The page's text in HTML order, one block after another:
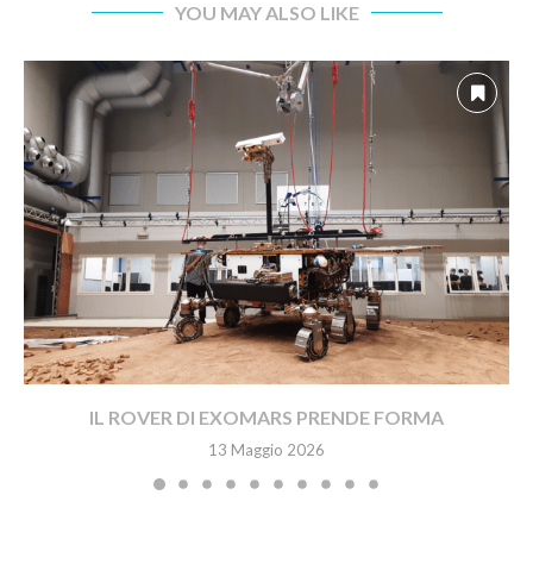
YOU MAY ALSO LIKE
IL ROVER DI EXOMARS PRENDE FORMA
13 Maggio 2026